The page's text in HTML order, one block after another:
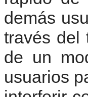
demás
través del
de un
usuarios